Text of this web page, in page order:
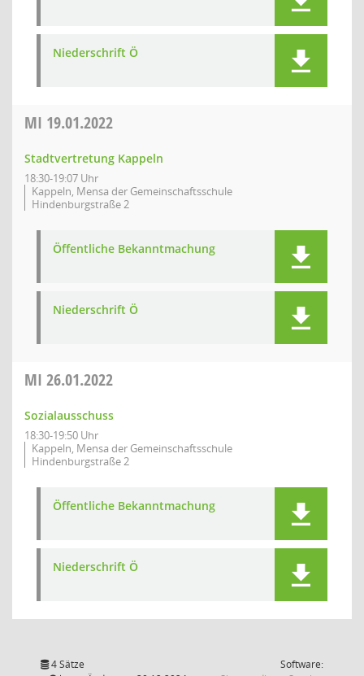
Niederschrift Ö
MI 19.01.2022
Stadtvertretung Kappeln
18:30-19:07 Uhr
Kappeln, Mensa der Gemeinschaftsschule
Hindenburgstraße 2
Öffentliche Bekanntmachung
Niederschrift Ö
MI 26.01.2022
Sozialausschuss
18:30-19:50 Uhr
Kappeln, Mensa der Gemeinschaftsschule
Hindenburgstraße 2
Öffentliche Bekanntmachung
Niederschrift Ö
4 Sätze
Software: